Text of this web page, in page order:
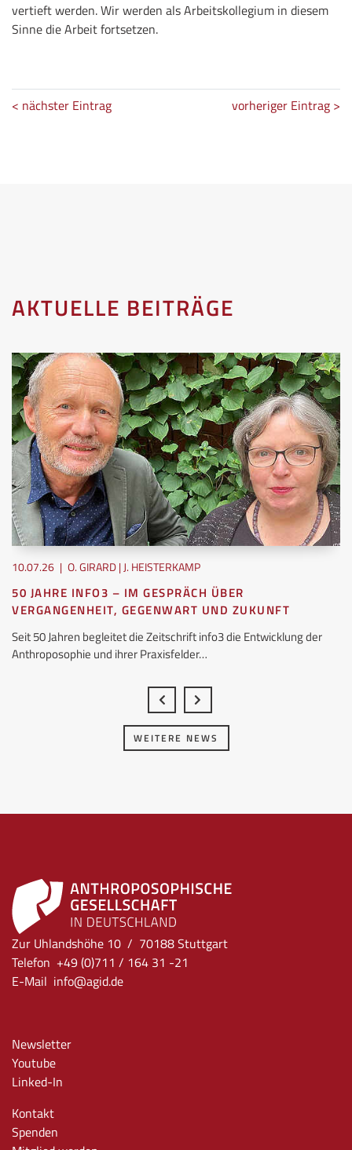
vertieft werden. Wir werden als Arbeitskollegium in diesem
Sinne die Arbeit fortsetzen.
< nächster Eintrag vorheriger Eintrag >
AKTUELLE BEITRÄGE
10.07.26 | O. GIRARD | J. HEISTERKAMP
50 JAHRE INFO3 – IM GESPRÄCH ÜBER
VERGANGENHEIT, GEGENWART UND ZUKUNFT
Seit 50 Jahren begleitet die Zeitschrift info3 die Entwicklung der
Anthroposophie und ihrer Praxisfelder…
WEITERE NEWS
Zur Uhlandshöhe 10 / 70188 Stuttgart
Telefon +49 (0)711 / 164 31 -21
E-Mail info@agid.de
Newsletter
Youtube
Linked-In
Kontakt
Spenden